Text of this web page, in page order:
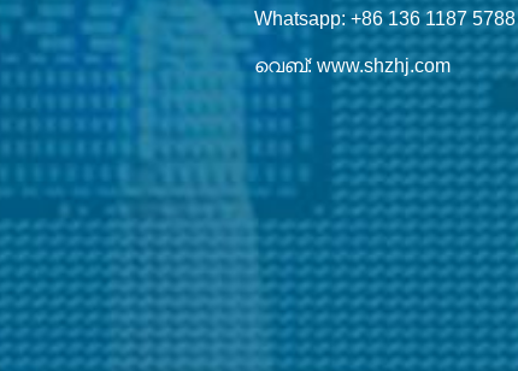
Whatsapp: +86 136 1187 5788
വെബ്: www.shzhj.com